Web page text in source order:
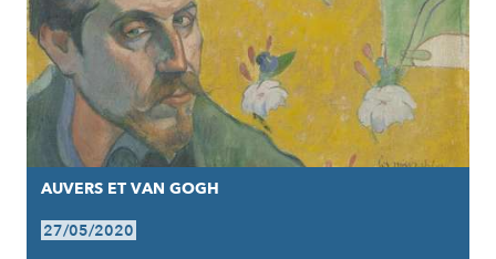
AUVERS ET VAN GOGH
27/05/2020